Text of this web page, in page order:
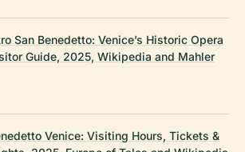
San Benedetto: Venice’s Historic Opera
Guide, 2025, Wikipedia and Mahler
Venice: Visiting Hours, Tickets &